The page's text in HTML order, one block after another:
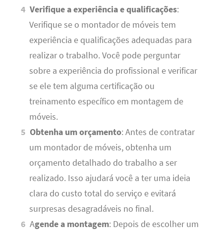
Verifique a experiência e qualificações:
Verifique se o montador de móveis tem
experiência e qualificações adequadas para
realizar o trabalho. Você pode perguntar
sobre a experiência do profissional e verificar
se ele tem alguma certificação ou
treinamento específico em montagem de
móveis.
Obtenha um orçamento: Antes de contratar
um montador de móveis, obtenha um
orçamento detalhado do trabalho a ser
realizado. Isso ajudará você a ter uma ideia
clara do custo total do serviço e evitará
surpresas desagradáveis ​​no final.
Agende a montagem: Depois de escolher um